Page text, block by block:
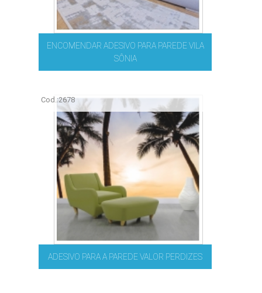
ENCOMENDAR ADESIVO PARA PAREDE VILA
SÔNIA
Cod.:2678
ADESIVO PARA A PAREDE VALOR PERDIZES